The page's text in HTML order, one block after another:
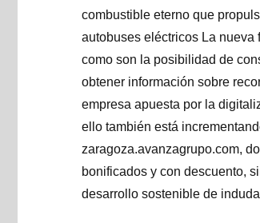
combustible eterno que
autobuses eléctricos La
como son la posibilidad de
obtener información sobre
empresa apuesta por la
ello también está
zaragoza.avanzagrupo.com,
bonificados y con descuento,
desarrollo sostenible de